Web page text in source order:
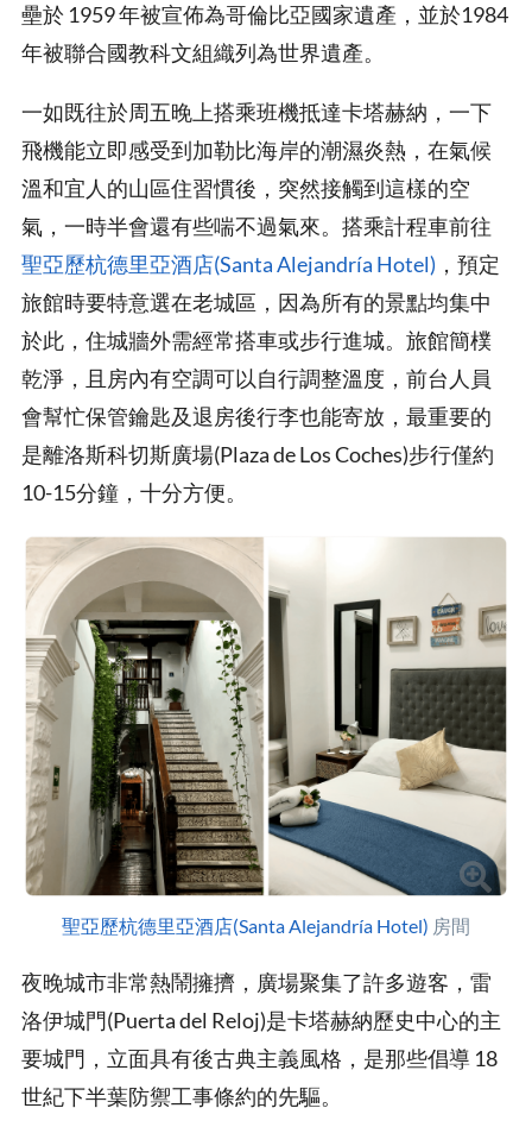
壘於 1959 年被宣佈為哥倫比亞國家遺產，並於1984
年被聯合國教科文組織列為世界遺產。
一如既往於周五晚上搭乘班機抵達卡塔赫納，一下
飛機能立即感受到加勒比海岸的潮濕炎熱，在氣候
溫和宜人的山區住習慣後，突然接觸到這樣的空
氣，一時半會還有些喘不過氣來。搭乘計程車前往
聖亞歷杭德里亞酒店(Santa Alejandría Hotel) ，預定
旅館時要特意選在老城區，因為所有的景點均集中
於此，住城牆外需經常搭車或步行進城。旅館簡樸
乾淨，且房內有空調可以自行調整溫度，前台人員
會幫忙保管鑰匙及退房後行李也能寄放，最重要的
是離洛斯科切斯廣場(Plaza de Los Coches)步行僅約
10-15分鐘，十分方便。
聖亞歷杭德里亞酒店(Santa Alejandría Hotel) 房間
夜晚城市非常熱鬧擁擠，廣場聚集了許多遊客，雷
洛伊城門(Puerta del Reloj)是卡塔赫納歷史中心的主
要城門，立面具有後古典主義風格，是那些倡導 18
世紀下半葉防禦工事條約的先驅。